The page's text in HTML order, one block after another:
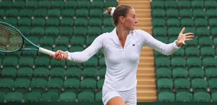
ЧС-2026
ФУТЗАЛ
ІНШІ
БУКМЕКЕРИ